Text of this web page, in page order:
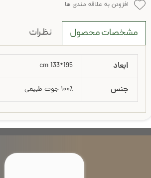
افزودن به علاقه مندی ها
مشخصات محصول نظرات
ابعاد 195*133 cm
جنس ۱۰۰٪ جوت طبیعی